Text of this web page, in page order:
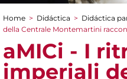
You are here
Home > Didáctica > Didáctica
della Centrale Montemartini
aMICi - I
imperiali